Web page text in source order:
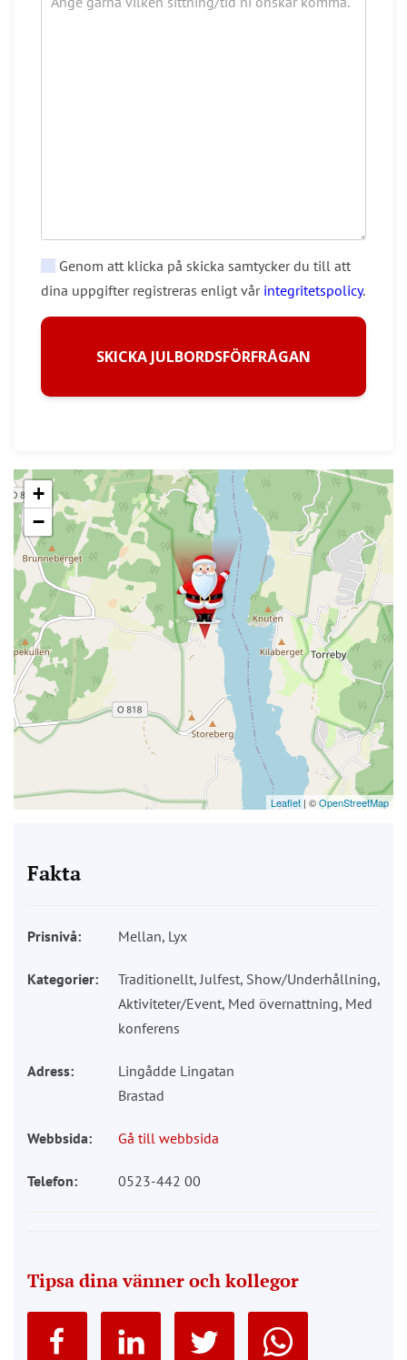
Genom att klicka på skicka samtycker du till att
dina uppgifter registreras enligt vår integritetspolicy.
SKICKA JULBORDSFÖRFRÅGAN
+
−
Leaflet | ©OpenStreetMap
Fakta
Prisnivå: Mellan, Lyx
Kategorier:
Traditionellt, Julfest, Show/Underhållning,
Aktiviteter/Event, Med övernattning, Med
konferens
Adress:
Lingådde Lingatan
Brastad
Webbsida: Gå till webbsida
Telefon: 0523-442 00
Tipsa dina vänner och kollegor